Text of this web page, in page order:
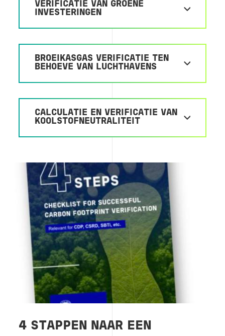
VERIFICATIE VAN GROENE
INVESTERINGEN
BROEIKASGAS VERIFICATIE TEN
BEHOEVE VAN LUCHTHAVENS
CALCULATIE EN VERIFICATIE VAN
KOOLSTOFNEUTRALITEIT
4 STAPPEN NAAR EEN